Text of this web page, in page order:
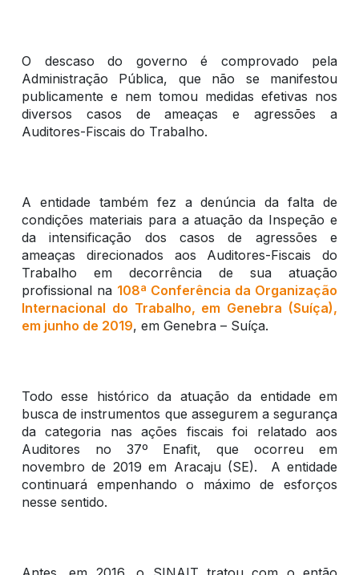
O descaso do governo é comprovado pela
Administração Pública, que não se manifestou
publicamente e nem tomou medidas efetivas nos
diversos casos de ameaças e agressões a
Auditores-Fiscais do Trabalho.
A entidade também fez a denúncia da falta de
condições materiais para a atuação da Inspeção e
da intensificação dos casos de agressões e
ameaças direcionados aos Auditores-Fiscais do
Trabalho em decorrência de sua atuação
profissional na 108ª Conferência da Organização
Internacional do Trabalho, em Genebra (Suíça),
em junho de 2019, em Genebra – Suíça.
Todo esse histórico da atuação da entidade em
busca de instrumentos que assegurem a segurança
da categoria nas ações fiscais foi relatado aos
Auditores no 37º Enafit, que ocorreu em
novembro de 2019 em Aracaju (SE). A entidade
continuará empenhando o máximo de esforços
nesse sentido.